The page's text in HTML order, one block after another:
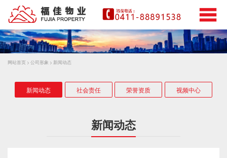
网站首页 > 公司形象 > 新闻动态
新闻动态 社会责任 荣誉资质 视频中心
新闻动态